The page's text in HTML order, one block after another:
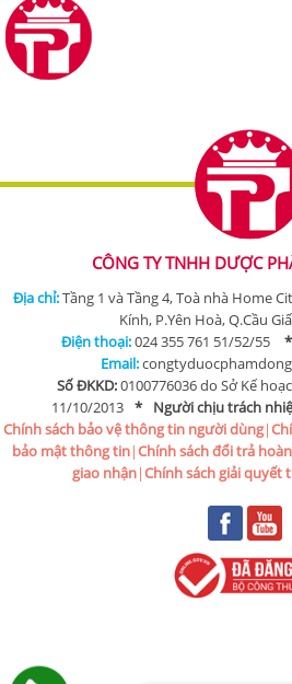
CÔNG TY TNHH DƯỢC
Địa chỉ:Tầng 1 và Tầng 4, Toà nhà Home
Kính, P.Yên Hoà, Q.Cầu
Điện thoại:024 355 761 51/52/55 *
Email:
Số ĐKKD:0100776036 do Sở Kế
11/10/2013 * Người chịu trách
Chính sách bảo vệ thông tin người dùng|
bảo mật thông tin|Chính sách đổi trả
giao nhận|Chính sách giải quyết